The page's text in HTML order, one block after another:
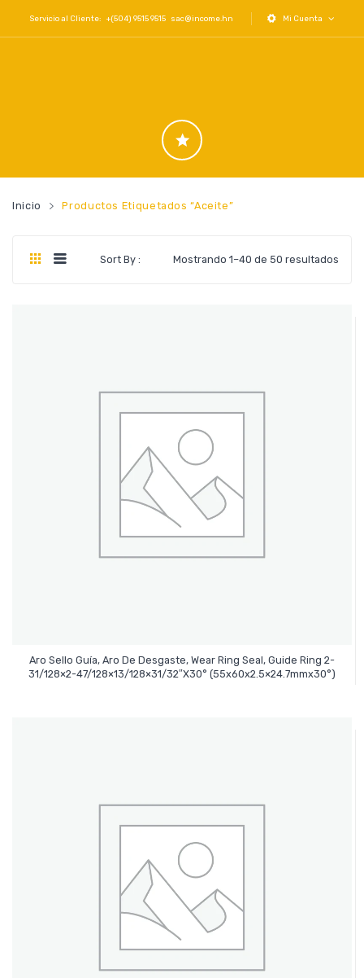
Servicio al Cliente: +(504) 9515 9515 sac@income.hn Mi Cuenta
Inicio Productos Etiquetados “aceite”
Mostrando 1–40 de 50 resultados
Sort By :
Aro Sello Guía, Aro De Desgaste, Wear Ring Seal, Guide Ring 2-
31/128×2-47/128×13/128×31/32″x30° (55x60x2.5×24.7mmx30°)
Leer Más